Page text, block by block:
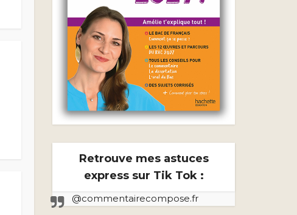
Retrouve mes astuces
express sur Tik Tok :
@commentairecompose.fr